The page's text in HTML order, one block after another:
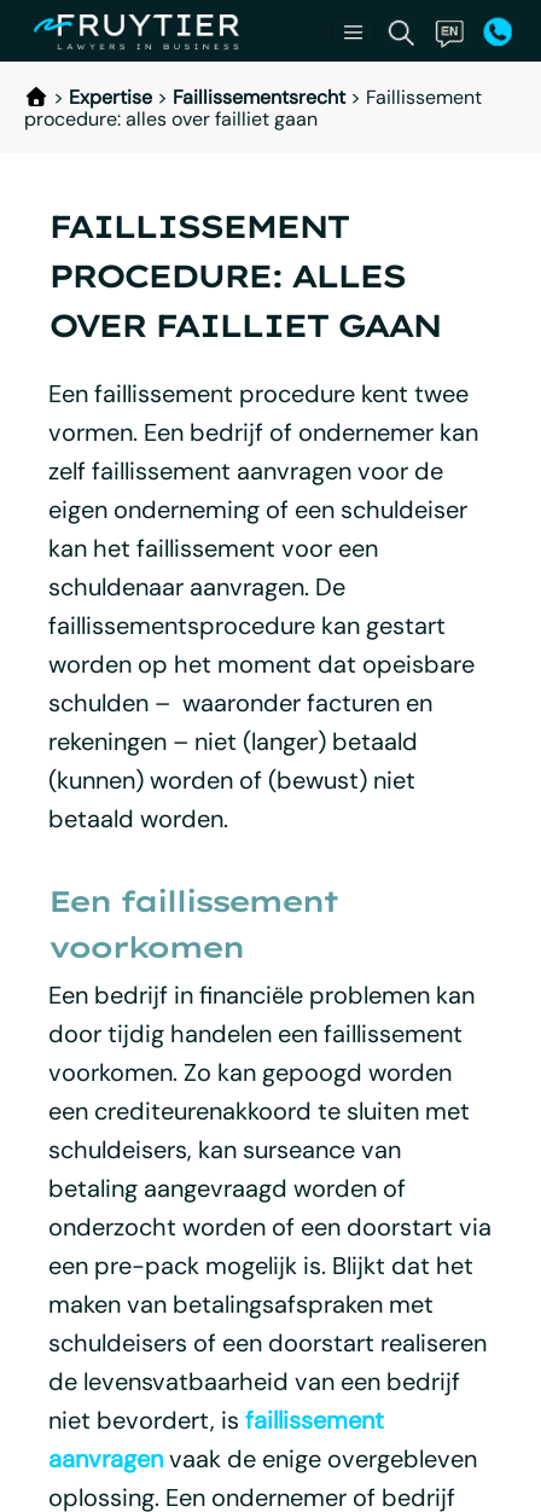
> Expertise > Faillissementsrecht> Faillissement
procedure: alles over failliet gaan
FAILLISSEMENT
PROCEDURE: ALLES
OVER FAILLIET GAAN
Een faillissement procedure kent twee
vormen. Een bedrijf of ondernemer kan
zelf faillissement aanvragen voor de
eigen onderneming of een schuldeiser
kan het faillissement voor een
schuldenaar aanvragen. De
faillissementsprocedure kan gestart
worden op het moment dat opeisbare
schulden – waaronder facturen en
rekeningen – niet (langer) betaald
(kunnen) worden of (bewust) niet
betaald worden.
Een faillissement
voorkomen
Een bedrijf in financiële problemen kan
door tijdig handelen een faillissement
voorkomen. Zo kan gepoogd worden
een crediteurenakkoord te sluiten met
schuldeisers, kan surseance van
betaling aangevraagd worden of
onderzocht worden of een doorstart via
een pre-pack mogelijk is. Blijkt dat het
maken van betalingsafspraken met
schuldeisers of een doorstart realiseren
de levensvatbaarheid van een bedrijf
niet bevordert, is faillissement
aanvragenvaak de enige overgebleven
oplossing. Een ondernemer of bedrijf